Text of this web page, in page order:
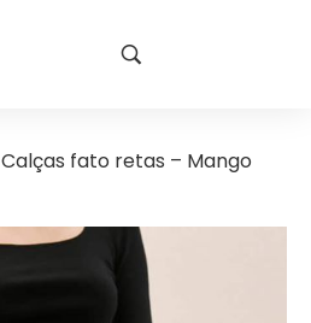
Calças fato retas – Mango